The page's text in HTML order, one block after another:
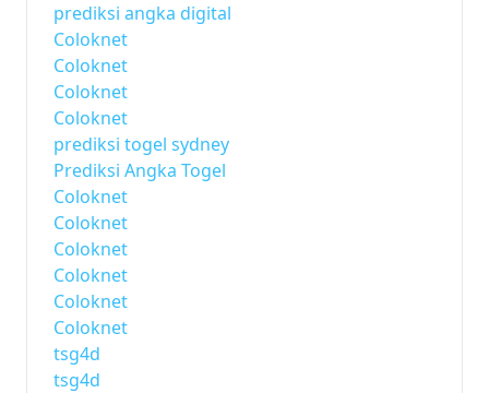
prediksi angka digital
Coloknet
Coloknet
Coloknet
Coloknet
prediksi togel sydney
Prediksi Angka Togel
Coloknet
Coloknet
Coloknet
Coloknet
Coloknet
Coloknet
tsg4d
tsg4d